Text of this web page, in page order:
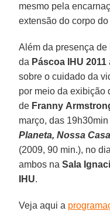
mesmo pela
extensão do corpo
Além da presença
da Páscoa IHU 2011
sobre o cuidado da
por meio da exibição
de Franny
março, das
Planeta, Nossa Casa
(2009, 90 min.), no
ambos naSala
IHU.
Veja aqui a